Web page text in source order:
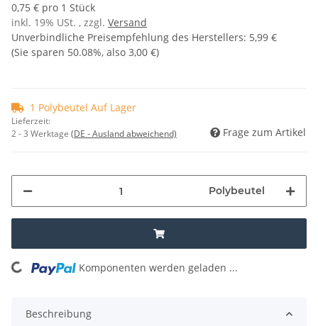
0,75 € pro 1 Stück
inkl. 19% USt. , zzgl. Versand
Unverbindliche Preisempfehlung des Herstellers: 5,99 €
(Sie sparen 50.08%, also 3,00 €)
1 Polybeutel Auf Lager
Lieferzeit:
2 - 3 Werktage (DE - Ausland abweichend) Frage zum Artikel
Polybeutel
Loading... Komponenten werden geladen ...
Beschreibung